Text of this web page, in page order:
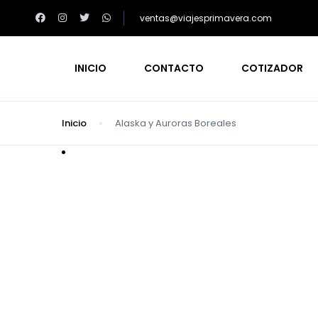
ventas@viajesprimavera.com
INICIO CONTACTO COTIZADOR
Inicio Alaska y Auroras Boreales